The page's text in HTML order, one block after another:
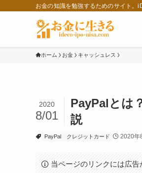
お金の知識を勉強するためのサイト。
ホーム お金 キャッシュレス
PayPalとは
説
2020
8/01
PayPal クレジットカード 2020年
当ページのリンクには広告